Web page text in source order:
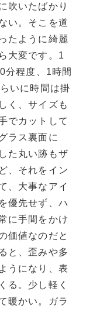
吹いたばかり
い。そこを道
たように綺麗
大変です。1
分程度、1時間
いに時間は掛
く、サイズも
でカットして
ラス裏面に
た丸い跡もザ
、それをイン
、大事なアイ
優先せず、ハ
に手間をかけ
価値なのだと
と、歪みや多
うになり、表
る。少し軽く
暖かい。ガラ